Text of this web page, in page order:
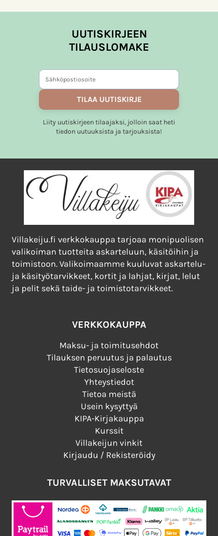
UUTISKIRJEEN
TILAUSLOMAKE
TILAA UUTISKIRJE
Liity uutiskirjeen tilaajaksi, jolloin saat heti
tiedon uutuuksista ja tarjouksista!
Villakeiju.fi verkkokauppa tarjoaa monipuolisen
valikoiman tuotteita askarteluun, käsitöihin ja
toimistoon. Valikoimaamme kuuluvat askartelu-
ja käsityötarvikkeet, kortit ja lahjat, kirjat, lelut
ja pelit sekä taide- ja toimistotarvikkeet.
VERKKOKAUPPA
Maksu- ja toimitusehdot
Tilauksen peruutus ja palautus
Tietosuojaseloste
Yhteystiedot
Tietoa meistä
Usein kysyttyä
KIPA-Kirjakauppa
Kurssit
Villakeijun vinkit
Kirjaudu / Rekisteröidy
TURVALLISET MAKSUTAVAT